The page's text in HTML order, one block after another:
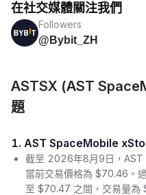
在社交媒體關注我們
Followers
@Bybit_ZH
ASTSX (AST
題
1. AST SpaceMobile
截至 2026年8月9日，
當前交易價格為 $70.46。
至 $70.47 之間，交易量